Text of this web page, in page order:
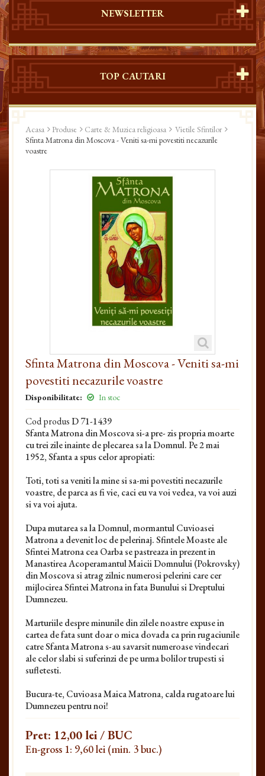
NEWSLETTER
TOP CAUTARI
Acasa Produse Carte & Muzica religioasa
Vietile Sfintilor
Sfinta Matrona din Moscova - Veniti sa-mi povestiti necazurile
voastre
Sfinta Matrona din Moscova - Veniti sa-mi
povestiti necazurile voastre
Disponibilitate: In stoc
Cod produsD 71-1439
Sfanta Matrona din Moscova si-a pre- zis propria moarte
cu trei zile inainte de plecarea sa la Domnul. Pe 2 mai
1952, Sfanta a spus celor apropiati:
Toti, toti sa veniti la mine si sa-mi povestiti necazurile
voastre, de parca as fi vie, caci eu va voi vedea, va voi auzi
si va voi ajuta.
Dupa mutarea sa la Domnul, mormantul Cuvioasei
Matrona a devenit loc de pelerinaj. Sfintele Moaste ale
Sfintei Matrona cea Oarba se pastreaza in prezent in
Manastirea Acoperamantul Maicii Domnului (Pokrovsky)
din Moscova si atrag zilnic numerosi pelerini care cer
mijlocirea Sfintei Matrona in fata Bunului si Dreptului
Dumnezeu.
Marturiile despre minunile din zilele noastre expuse in
cartea de fata sunt doar o mica dovada ca prin rugaciunile
catre Sfanta Matrona s-au savarsit numeroase vindecari
ale celor slabi si suferinzi de pe urma bolilor trupesti si
sufletesti.
Bucura-te, Cuvioasa Maica Matrona, calda rugatoare lui
Dumnezeu pentru noi!
Pret: 12,00 lei/ BUC
En-gross 1: 9,60 lei (min. 3 buc.)